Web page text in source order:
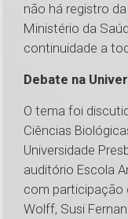
não há registro
Ministério da
continuidade a
Debate na
O tema foi
Ciências
Universidade
auditório Escola
com participação
Wolff, Susi